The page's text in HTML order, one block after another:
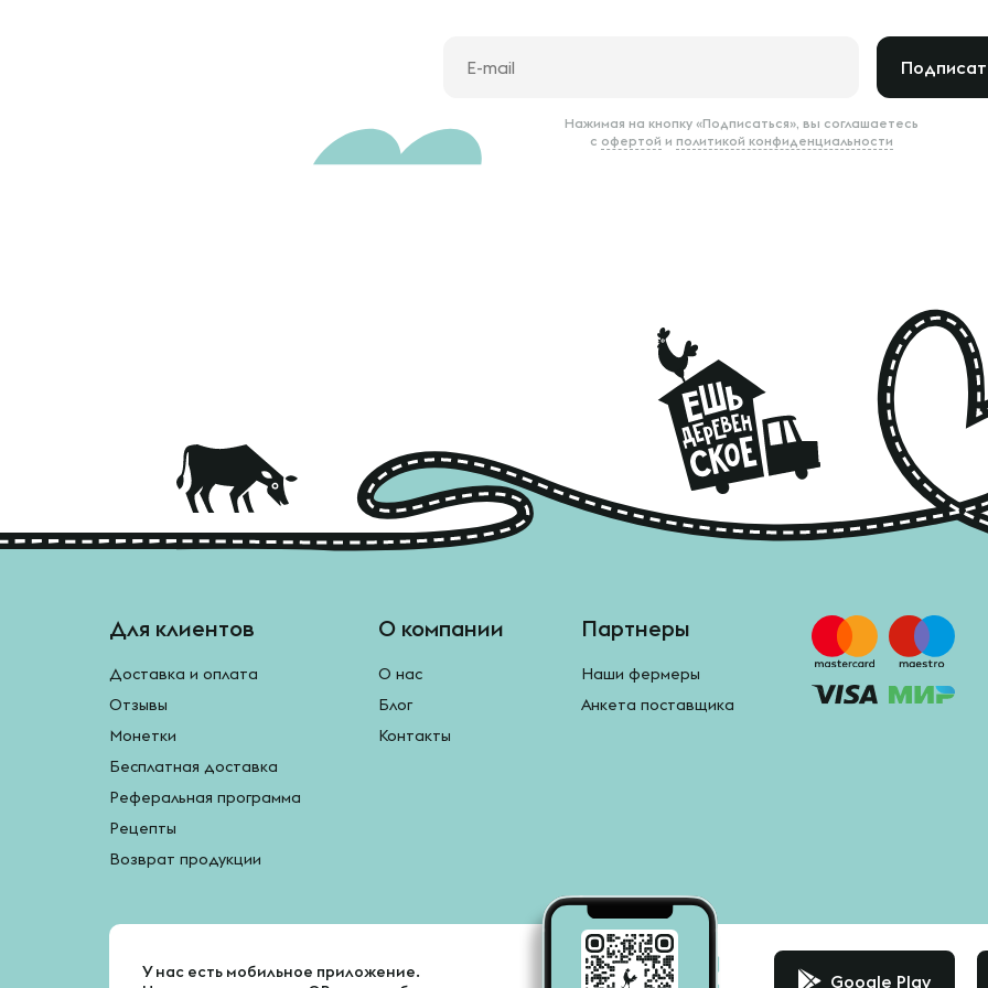
Нажимая на кнопку «Подписаться», вы соглашаетесь
с офертой и политикой конфиденциальности
Для клиентов
Доставка и оплата
Отзывы
Монетки
Бесплатная доставка
Реферальная программа
Рецепты
Возврат продукции
О компании
О нас
Блог
Контакты
Партнеры
Наши фермеры
Анкета поставщика
У нас есть мобильное приложение.
Google Play